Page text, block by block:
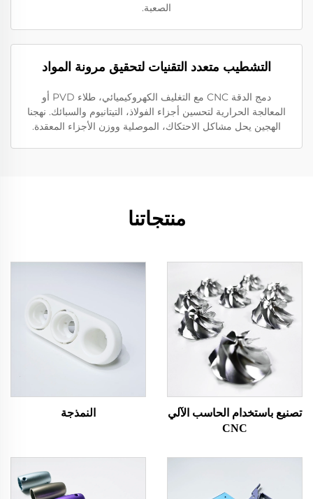
الصعبة.
التشطيب متعدد التقنيات لتحقيق مرونة المواد
دمج الدقة CNC مع التغليف الكهروكيميائي، طلاء PVD أو
المعالجة الحرارية لتحسين أجزاء الفولاذ، التيتانيوم والسبائك. نهجنا
الهجين يحل مشاكل الاحتكاك، الموصلية ووزن الأجزاء المعقدة.
منتجاتنا
تصنيع باستخدام الحاسب الآلي
CNC
النمذجة